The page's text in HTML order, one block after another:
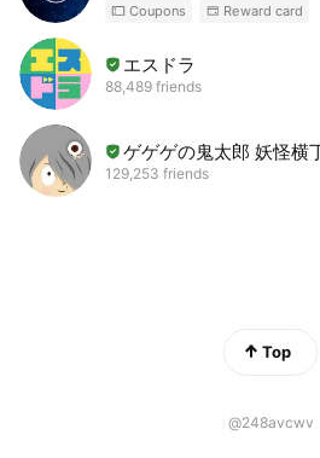
Coupons Reward card
エスドラ
88,489 friends
ゲゲゲの鬼太郎 妖怪横
129,253 friends
Top
@248avcwv